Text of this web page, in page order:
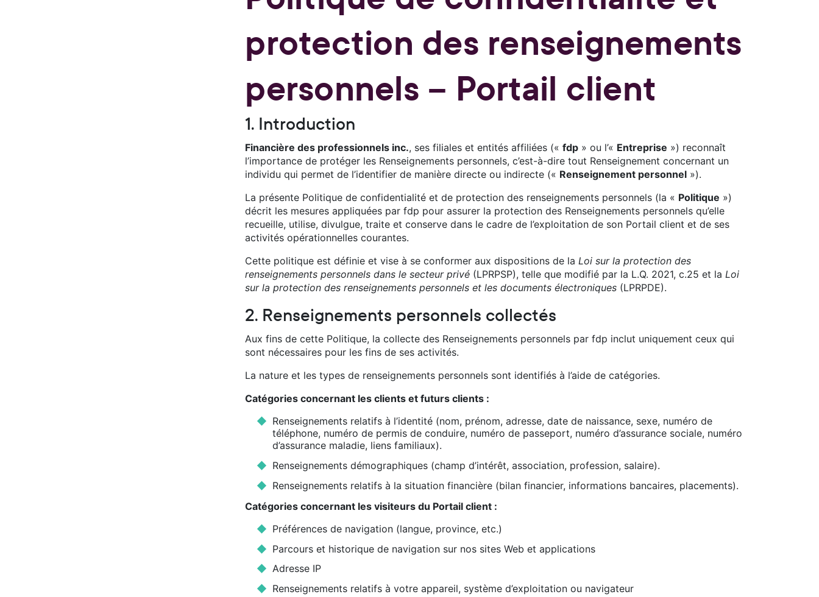
protection des renseignements
personnels – Portail client
1. Introduction
Financière des professionnels inc., ses filiales et entités affiliées («fdp » ou l’« Entreprise ») reconnaît
l’importance de protéger les Renseignements personnels, c’est-à-dire tout Renseignement concernant un
individu qui permet de l’identifier de manière directe ou indirecte (« Renseignement personnel »).
La présente Politique de confidentialité et de protection des renseignements personnels (la « Politique »)
décrit les mesures appliquées par fdp pour assurer la protection des Renseignements personnels qu’elle
recueille, utilise, divulgue, traite et conserve dans le cadre de l’exploitation de son Portail client et de ses
activités opérationnelles courantes.
Cette politique est définie et vise à se conformer aux dispositions de laLoi sur la protection des
renseignements personnels dans le secteur privé (LPRPSP), telle que modifié par la L.Q. 2021, c.25 et laLoi
sur la protection des renseignements personnels et les documents électroniques (LPRPDE).
2. Renseignements personnels collectés
Aux fins de cette Politique, la collecte des Renseignements personnels par fdp inclut uniquement ceux qui
sont nécessaires pour les fins de ses activités.
La nature et les types de renseignements personnels sont identifiés à l’aide de catégories.
Catégories concernant les clients et futurs clients :
Renseignements relatifs à l’identité (nom, prénom, adresse, date de naissance, sexe, numéro de
téléphone, numéro de permis de conduire, numéro de passeport, numéro d’assurance sociale, numéro
d’assurance maladie, liens familiaux).
Renseignements démographiques (champ d’intérêt, association, profession, salaire).
Renseignements relatifs à la situation financière (bilan financier, informations bancaires, placements).
Catégories concernant les visiteurs du Portail client :
Préférences de navigation (langue, province, etc.)
Parcours et historique de navigation sur nos sites Web et applications
Adresse IP
Renseignements relatifs à votre appareil, système d’exploitation ou navigateur